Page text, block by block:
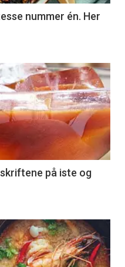
nummer én. Her
på iste og